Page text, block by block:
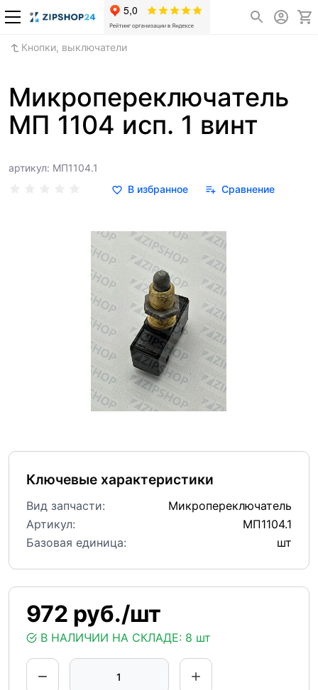
Кнопки, выключатели
Микропереключатель
МП 1104 исп. 1 винт
артикул: МП1104.1
В избранное
Сравнение
972 руб./шт
В НАЛИЧИИ НА СКЛАДЕ: 8 шт
Ключевые характеристики
Вид запчасти:
Микропереключатель
Артикул:
МП1104.1
Базовая единица:
шт